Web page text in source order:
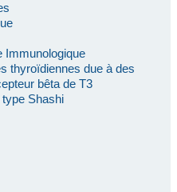
Immunologique
thyroïdiennes due à des
bêta de T3
type Shashi